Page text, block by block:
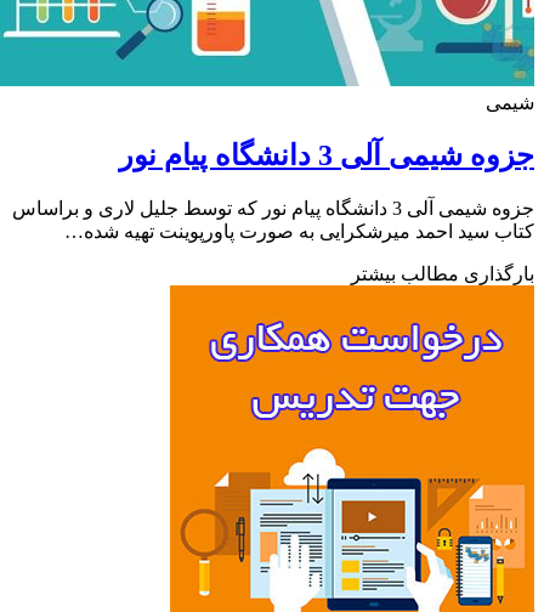
آلی 3 دانشگاه پیام نور
جزوه شیمی آلی 3 دانشگاه پیام نور که توسط جلیل لاری و براساس
سید احمد میرشکرایی به صورت پاورپوینت تهیه شده…
مطالب بیشتر